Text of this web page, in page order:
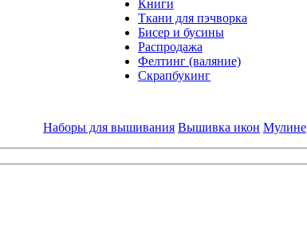
Книги
Ткани для пэчворка
Бисер и бусины
Распродажа
Фелтинг (валяние)
Скрапбукинг
Наборы для вышивания Вышивка икон Мулине